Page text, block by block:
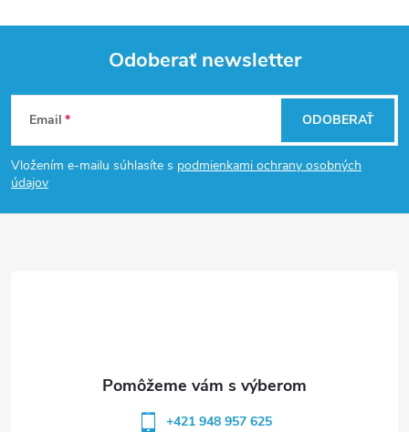
Z
á
p
Odoberať newsletter
Email
Vložením e-mailu súhlasíte s podmienkami ochrany osobných
údajov
ODOBERAŤ
+421 948 957 625